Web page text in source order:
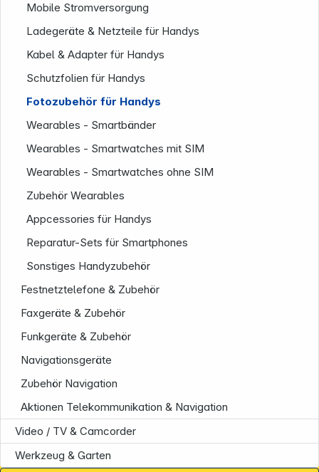
Mobile Stromversorgung
Ladegeräte & Netzteile für Handys
Kabel & Adapter für Handys
Schutzfolien für Handys
Fotozubehör für Handys
Wearables - Smartbänder
Wearables - Smartwatches mit SIM
Wearables - Smartwatches ohne SIM
Zubehör Wearables
Appcessories für Handys
Reparatur-Sets für Smartphones
Sonstiges Handyzubehör
Festnetztelefone & Zubehör
Faxgeräte & Zubehör
Funkgeräte & Zubehör
Navigationsgeräte
Zubehör Navigation
Aktionen Telekommunikation & Navigation
Video / TV & Camcorder
Werkzeug & Garten
Informationen